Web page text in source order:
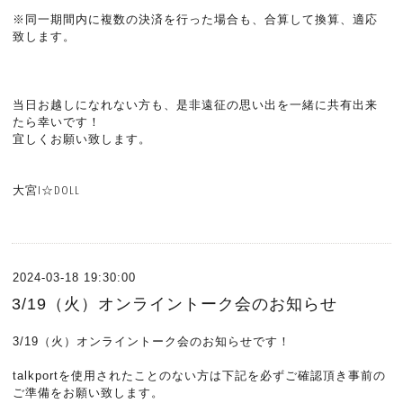
※ 同一期間内に複数の決済を行った場合も、合算して換算、適応
致します。
当日お越しになれない方も、是非遠征の思い出を一緒に共有出来
たら幸いです！
宜しくお願い致します。
大宮I☆DOLL
2024-03-18 19:30:00
3/19（火）オンライントーク会のお知らせ
3/19（火）オンライントーク会のお知らせです！
talkportを使用されたことのない方は下記を必ずご確認頂き事前の
ご準備をお願い致します。